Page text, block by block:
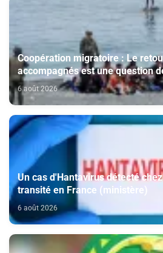
Coopération migratoire : Le
accompagnés est une question
les Hautes Instructions Royales
6 août 2026
Un cas d'Hantavirus détecté
transité en France (ministère)
6 août 2026